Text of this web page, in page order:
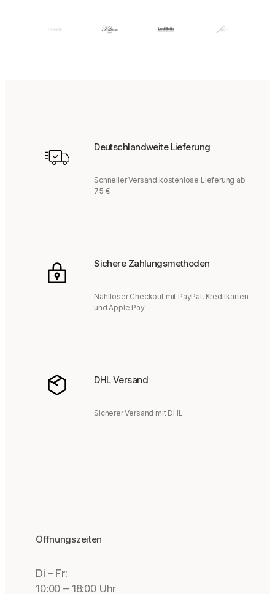
Deutschlandweite Lieferung
Schneller Versand kostenlose Lieferung ab
75 €
Sichere Zahlungsmethoden
Nahtloser Checkout mit PayPal, Kreditkarten
und Apple Pay
DHL Versand
Sicherer Versand mit DHL.
Öffnungszeiten
Di – Fr:
10:00 – 18:00 Uhr